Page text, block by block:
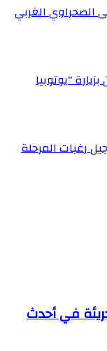
الصحراوي الغربي
“يوتوبيا
رغبات المرحلة
في أحدث